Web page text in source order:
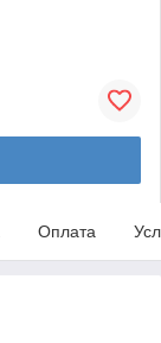
Оплата